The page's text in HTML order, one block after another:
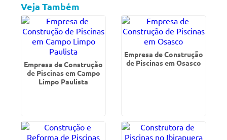
Veja Também
Empresa de Construção
de Piscinas em Campo
Limpo Paulista
Empresa de Construção
de Piscinas em Osasco